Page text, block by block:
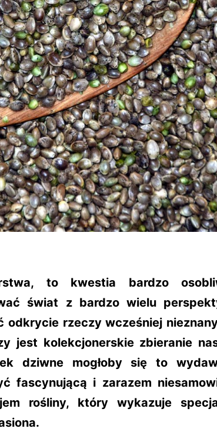
to kwestia bardzo
świat z bardzo wielu
odkrycie rzeczy wcześniej
jest kolekcjonerskie zbieranie
dziwne mogłoby się to
fascynującą i zarazem
rośliny, który wykazuje